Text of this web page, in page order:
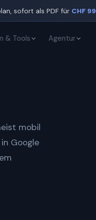
sofort als PDF für CHF 99
& Tools Agentur
mobil
Google